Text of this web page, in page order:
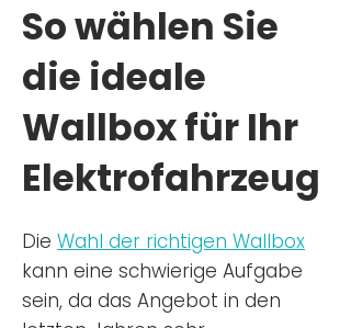
So wählen Sie
die ideale
Wallbox für Ihr
Elektrofahrzeug
Die Wahl der richtigen Wallbox
kann eine schwierige Aufgabe
sein, da das Angebot in den